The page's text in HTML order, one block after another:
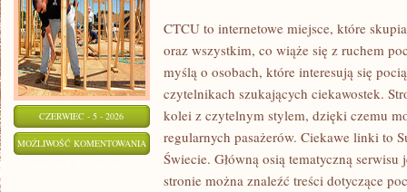
CZERWIEC - 5 - 2026
MOŻLIWOŚĆ KOMENTOWANIA KOLEJ
EUROPIE
CTCU to internetowe miejsce, które
oraz wszystkim, co wiąże się z ruchem
myślą o osobach, które interesują się
czytelnikach szukających ciekawostek.
kolei z czytelnym stylem, dzięki czemu
regularnych pasażerów. Ciekawe linki to
Świecie. Główną osią tematyczną
stronie można znaleźć treści dotyczące